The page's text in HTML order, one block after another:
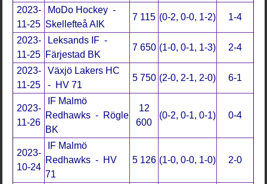
2023-
11-25
MoDo Hockey -
Skellefteå AIK
7 115 (0-2, 0-0, 1-2) 1-4
2023-
11-25
Leksands IF -
Färjestad BK
7 650 (1-0, 0-1, 1-3) 2-4
2023-
11-25
Växjö Lakers HC
- HV 71
5 750 (2-0, 2-1, 2-0) 6-1
2023-
11-26
IF Malmö
Redhawks - Rögle
BK
12
600
(0-2, 0-1, 0-1) 0-4
2023-
10-24
IF Malmö
Redhawks - HV
71
5 126 (1-0, 0-0, 1-0) 2-0